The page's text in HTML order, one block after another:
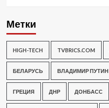
Метки
HIGH-TECH TVBRICS.COM
БЕЛАРУСЬ ВЛАДИМИР ПУТИН
ГРЕЦИЯ ДНР ДОНБАСС